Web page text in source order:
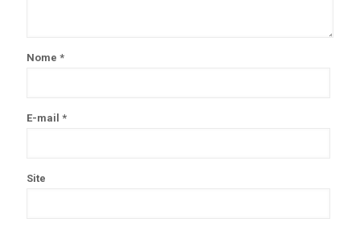
Nome *
E-mail *
Site